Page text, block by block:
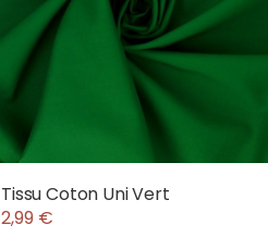
Tissu Coton Uni Vert
2,99 €